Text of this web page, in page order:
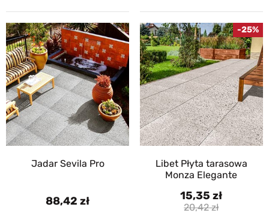
Jadar Sevila Pro
88,42
Libet Płyta tarasowa
Monza Elegante
15,35
20,42
-25%